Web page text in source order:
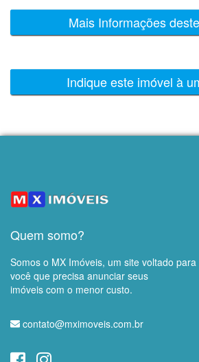
Mais Informações
Indique este imóvel à
Quem somo?
Somos o MX Imóveis, um site voltado para
você que precisa anunciar seus
imóveis com o menor custo.
contato@mximoveis.com.br